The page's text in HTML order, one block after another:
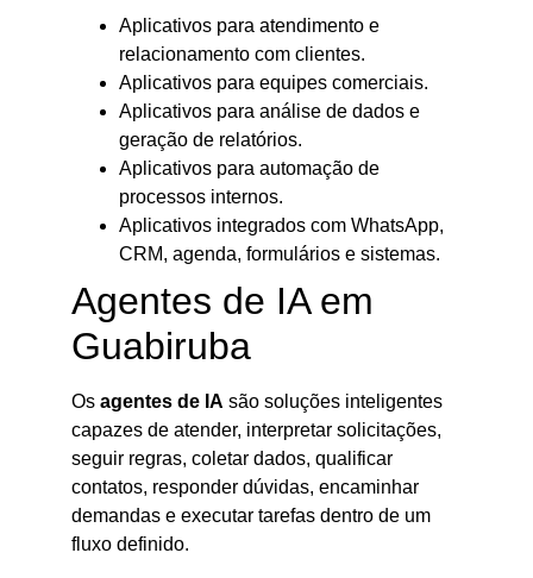
Aplicativos para atendimento e
relacionamento com clientes.
Aplicativos para equipes comerciais.
Aplicativos para análise de dados e
geração de relatórios.
Aplicativos para automação de
processos internos.
Aplicativos integrados com WhatsApp,
CRM, agenda, formulários e sistemas.
Agentes de IA em
Guabiruba
Os agentes de IA são soluções inteligentes
capazes de atender, interpretar solicitações,
seguir regras, coletar dados, qualificar
contatos, responder dúvidas, encaminhar
demandas e executar tarefas dentro de um
fluxo definido.